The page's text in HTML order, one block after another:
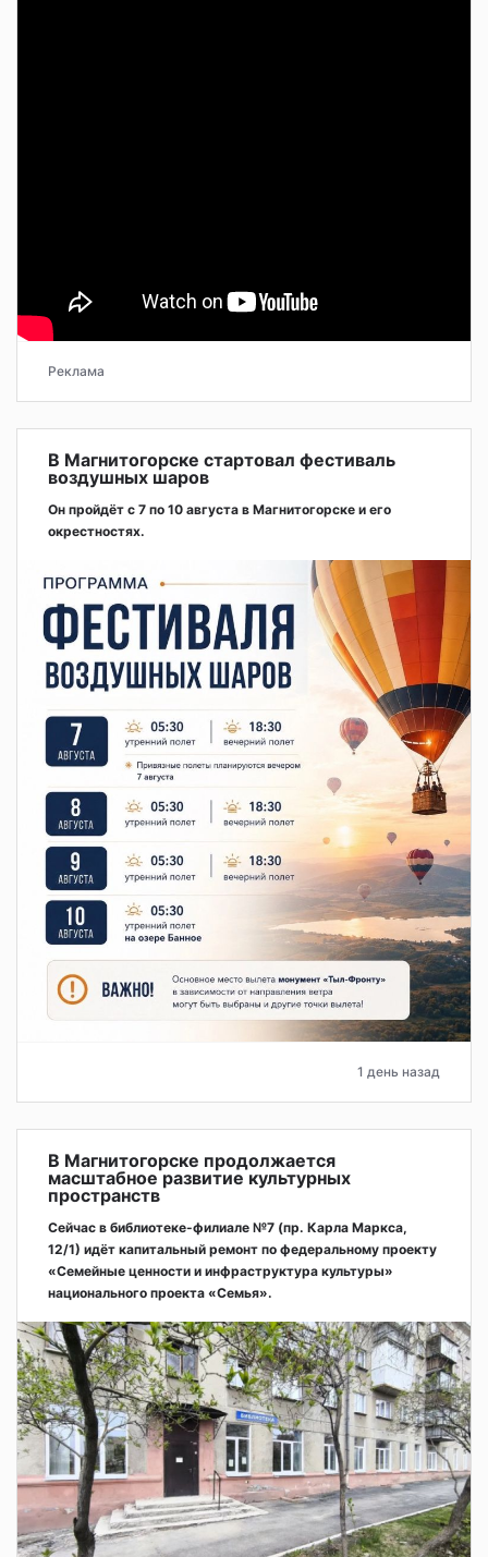
Реклама
В Магнитогорске стартовал фестиваль
воздушных шаров
Он пройдёт с 7 по 10 августа в Магнитогорске и его
окрестностях.
1 день назад
В Магнитогорске продолжается
масштабное развитие культурных
пространств
Сейчас в библиотеке-филиале №7 (пр. Карла Маркса,
12/1) идёт капитальный ремонт по федеральному проекту
«Семейные ценности и инфраструктура культуры»
национального проекта «Семья».